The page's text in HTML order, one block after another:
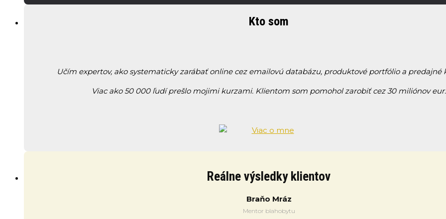
Kto som
Učím expertov, ako systematicky zarábať online cez emailovú databázu, produktové portfólio a predajné
Viac ako 50 000 ľudí prešlo mojimi kurzami. Klientom som pomohol zarobiť cez 30 miliónov eur.
Reálne výsledky klientov
Braňo Mráz
Mentor blahobytu